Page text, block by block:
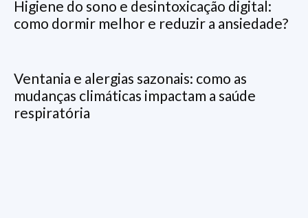
Higiene do sono e desintoxicação digital:
como dormir melhor e reduzir a ansiedade?
Ventania e alergias sazonais: como as
mudanças climáticas impactam a saúde
respiratória